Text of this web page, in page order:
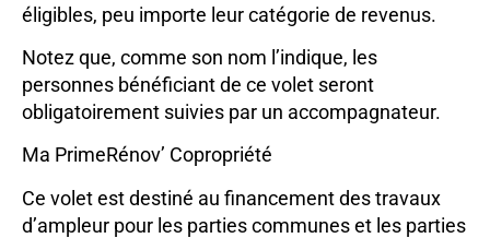
éligibles, peu importe leur catégorie de revenus.
Notez que, comme son nom l’indique, les
personnes bénéficiant de ce volet seront
obligatoirement suivies par un accompagnateur.
Ma PrimeRénov’ Copropriété
Ce volet est destiné au financement des travaux
d’ampleur pour les parties communes et les parties